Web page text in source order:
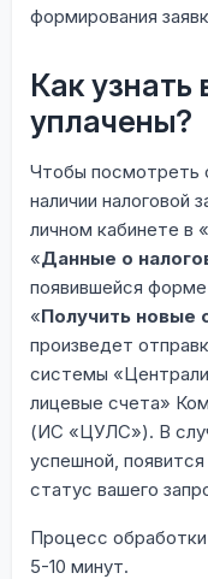
формирования
Как узнать
уплачены?
Чтобы посмотреть
наличии налоговой
личном кабинете в
«Данные о
появившейся
«Получить новые
произведет
системы
лицевые счета»
(ИС «ЦУЛС»). В
успешной,
статус вашего
Процесс
5-10 минут.